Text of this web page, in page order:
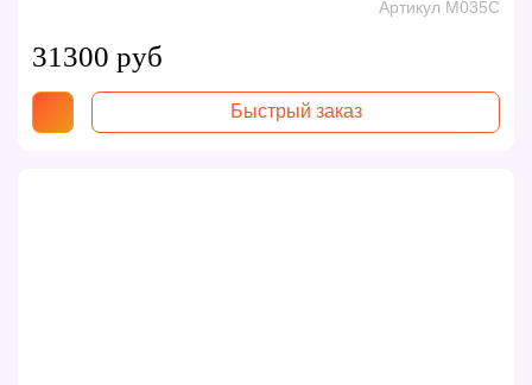
Артикул M035C
31300 руб
Быстрый заказ